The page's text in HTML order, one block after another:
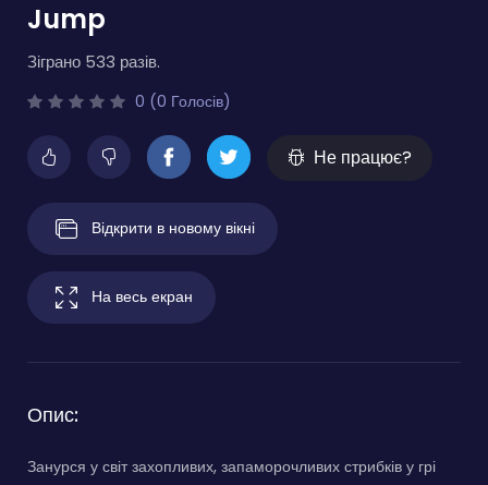
Jump
Зіграно 533 разів.
0 (0 Голосів)
Не працює?
Відкрити в новому вікні
На весь екран
Опис:
Занурся у світ захопливих, запаморочливих стрибків у грі